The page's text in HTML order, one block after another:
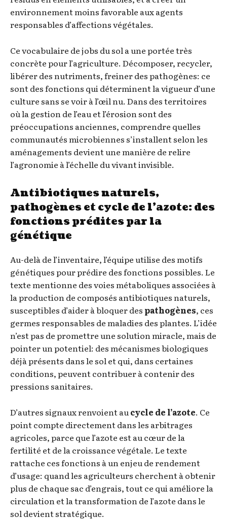
environnement moins favorable aux agents
responsables d’affections végétales.
Ce vocabulaire de jobs du sol a une portée très
concrète pour l’agriculture. Décomposer, recycler,
libérer des nutriments, freiner des pathogènes: ce
sont des fonctions qui déterminent la vigueur d’une
culture sans se voir à l’œil nu. Dans des territoires
où la gestion de l’eau et l’érosion sont des
préoccupations anciennes, comprendre quelles
communautés microbiennes s’installent selon les
aménagements devient une manière de relire
l’agronomie à l’échelle du vivant invisible.
Antibiotiques naturels,
pathogènes et cycle de l’azote: des
fonctions prédites par la
génétique
Au-delà de l’inventaire, l’équipe utilise des motifs
génétiques pour prédire des fonctions possibles. Le
texte mentionne des voies métaboliques associées à
la production de composés antibiotiques naturels,
susceptibles d’aider à bloquer des pathogènes, ces
germes responsables de maladies des plantes. L’idée
n’est pas de promettre une solution miracle, mais de
pointer un potentiel: des mécanismes biologiques
déjà présents dans le sol et qui, dans certaines
conditions, peuvent contribuer à contenir des
pressions sanitaires.
D’autres signaux renvoient aucycle de l’azote. Ce
point compte directement dans les arbitrages
agricoles, parce que l’azote est au cœur de la
fertilité et de la croissance végétale. Le texte
rattache ces fonctions à un enjeu de rendement
d’usage: quand les agriculteurs cherchent à obtenir
plus de chaque sac d’engrais, tout ce qui améliore la
circulation et la transformation de l’azote dans le
sol devient stratégique.